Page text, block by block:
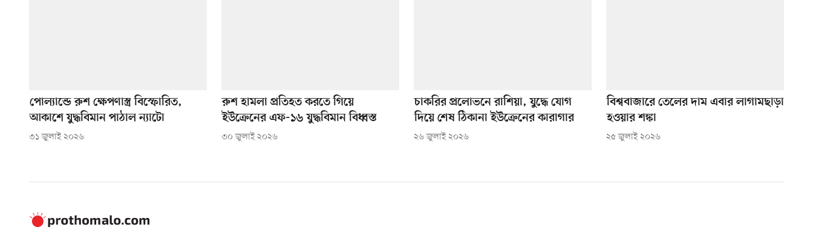
পোল্যান্ডে রুশ ক্ষেপণাস্ত্র বিস্ফোরিত,
আকাশে যুদ্ধবিমান পাঠাল ন্যাটো
৩১ জুলাই ২০২৬
রুশ হামলা প্রতিহত করতে গিয়ে
ইউক্রেনের এফ-১৬ যুদ্ধবিমান বিধ্বস্ত
৩০ জুলাই ২০২৬
চাকরির প্রলোভনে রাশিয়া, যুদ্ধে যোগ
দিয়ে শেষ ঠিকানা ইউক্রেনের কারাগার
২৬ জুলাই ২০২৬
বিশ্ববাজারে তেলের দাম এবার লাগামছাড়া
হওয়ার শঙ্কা
২৫ জুলাই ২০২৬